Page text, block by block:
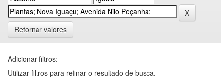
Retornar valores
Adicionar filtros:
Utilizar filtros para refinar o resultado de busca.